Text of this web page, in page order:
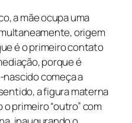
a mãe ocupa uma
origem
é o primeiro contato
porque é
começa a
a figura materna
primeiro “outro” com